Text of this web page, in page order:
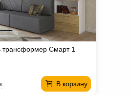
трансформер Смарт 1
В корзину